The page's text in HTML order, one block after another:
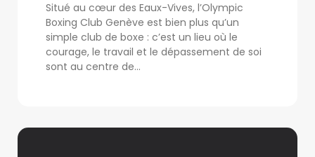
Situé au cœur des Eaux-Vives, l’Olympic
Boxing Club Genève est bien plus qu’un
simple club de boxe : c’est un lieu où le
courage, le travail et le dépassement de soi
sont au centre de...